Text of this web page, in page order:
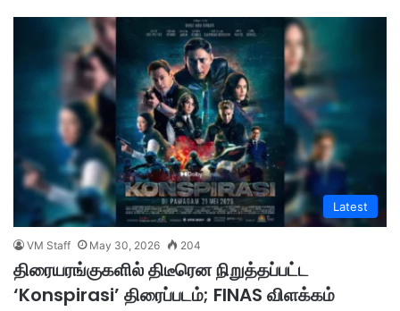
Latest
VM Staff May 30, 2026 204
திரையரங்குகளில் திடீரென நிறுத்தப்பட்ட
‘Konspirasi’ திரைப்படம்; FINAS விளக்கம்